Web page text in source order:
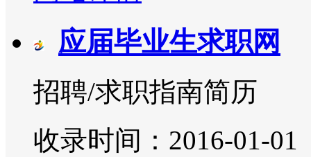
应届毕业生求职网
招聘/求职指南简历
收录时间：2016-01-01